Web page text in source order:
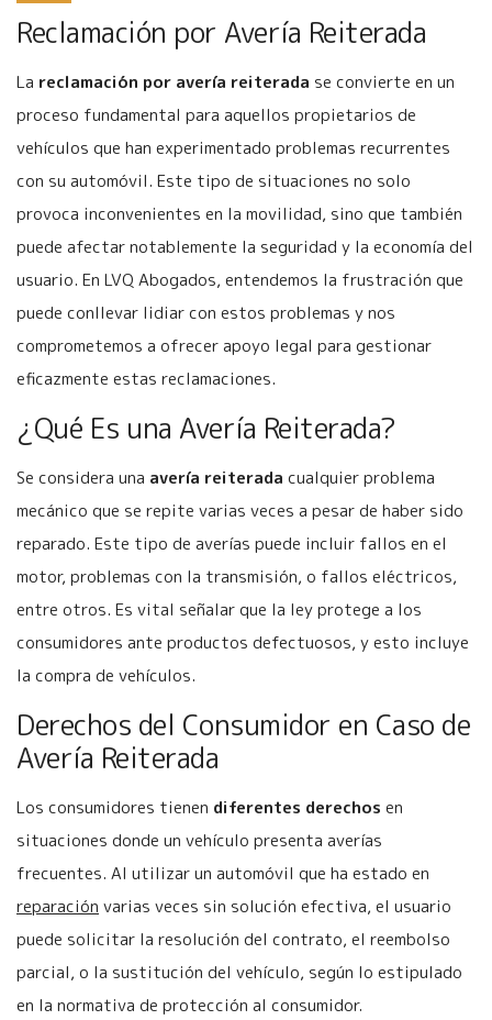
Reclamación por Avería Reiterada
La reclamación por avería reiterada se convierte en un
proceso fundamental para aquellos propietarios de
vehículos que han experimentado problemas recurrentes
con su automóvil. Este tipo de situaciones no solo
provoca inconvenientes en la movilidad, sino que también
puede afectar notablemente la seguridad y la economía del
usuario. En LVQ Abogados, entendemos la frustración que
puede conllevar lidiar con estos problemas y nos
comprometemos a ofrecer apoyo legal para gestionar
eficazmente estas reclamaciones.
¿Qué Es una Avería Reiterada?
Se considera una avería reiterada cualquier problema
mecánico que se repite varias veces a pesar de haber sido
reparado. Este tipo de averías puede incluir fallos en el
motor, problemas con la transmisión, o fallos eléctricos,
entre otros. Es vital señalar que la ley protege a los
consumidores ante productos defectuosos, y esto incluye
la compra de vehículos.
Derechos del Consumidor en Caso de
Avería Reiterada
Los consumidores tienen diferentes derechos en
situaciones donde un vehículo presenta averías
frecuentes. Al utilizar un automóvil que ha estado en
reparación varias veces sin solución efectiva, el usuario
puede solicitar la resolución del contrato, el reembolso
parcial, o la sustitución del vehículo, según lo estipulado
en la normativa de protección al consumidor.